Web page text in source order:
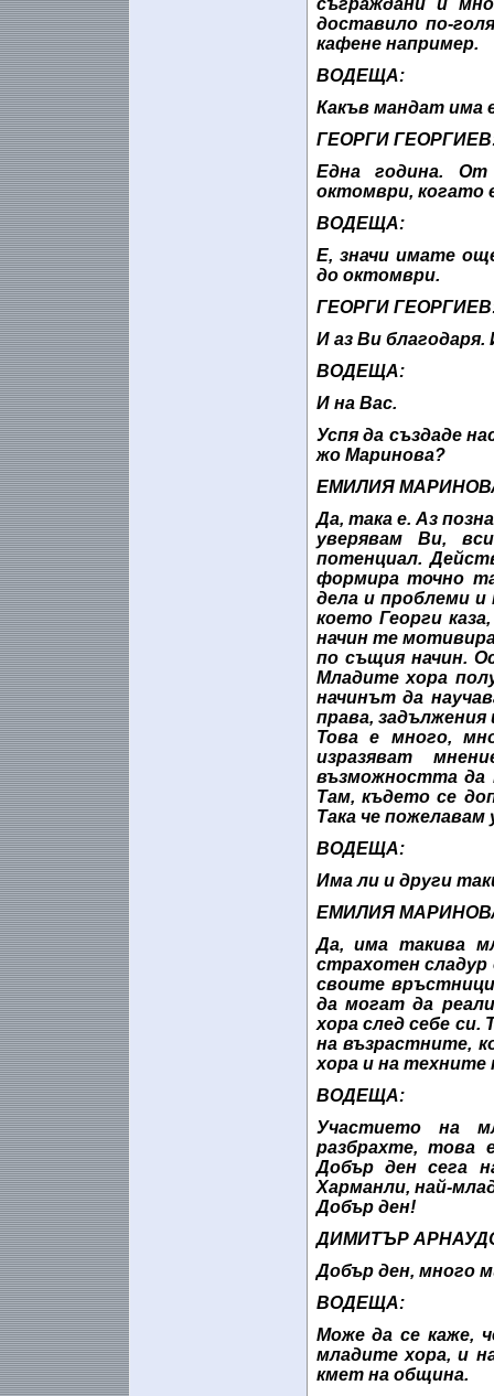
съграждани и
доставило по-
кафене например.
ВОДЕЩА:
Какъв мандат има
ГЕОРГИ
Една година.
октомври, когато
ВОДЕЩА:
Е, значи имате
до октомври.
ГЕОРГИ
И аз Ви благодаря.
ВОДЕЩА:
И на Вас.
Успя да създаде
жо Маринова?
ЕМИЛИЯ
Да, така е. Аз
уверявам Ви,
потенциал.
формира точно
дела и проблеми
което Георги
начин те
по същия начин.
Младите хора
начинът да
права,
Това е много,
изразяват
възможността да
Там, където се
Така че пожелавам
ВОДЕЩА:
Има ли и други
ЕМИЛИЯ
Да, има такива
страхотен сладур
своите
да могат да
хора след себе
на възрастните,
хора и на техните
ВОДЕЩА:
Участието на
разбрахте, това
Добър ден сега
Харманли, най-
Добър ден!
ДИМИТЪР
Добър ден, много
ВОДЕЩА:
Може да се каже,
младите хора, и
кмет на община.